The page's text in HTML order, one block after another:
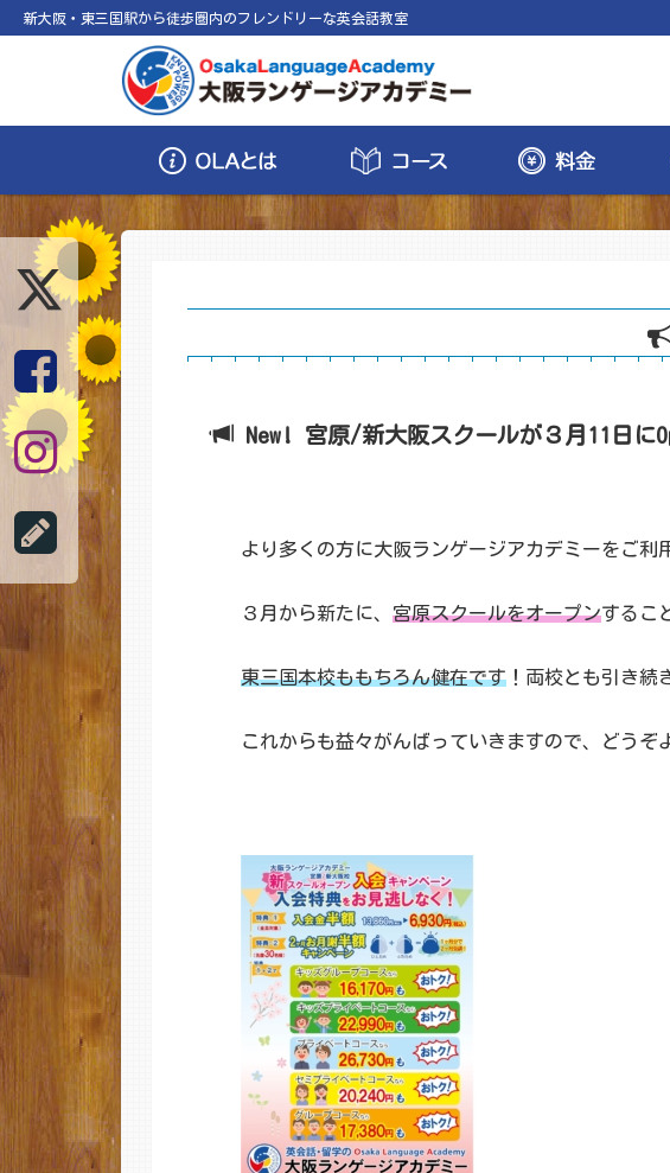
新大阪・東三国駅から徒歩圏内のフレンドリーな英会話教室
New! 宮原/新大阪スクールが３月11日に
より多くの方に大阪ランゲージアカデミーをご利
３月から新たに、 宮原スクールをオープンするこ
東三国本校ももちろん健在です ！両校とも引き続
これからも益々がんばっていきますので、どうぞ